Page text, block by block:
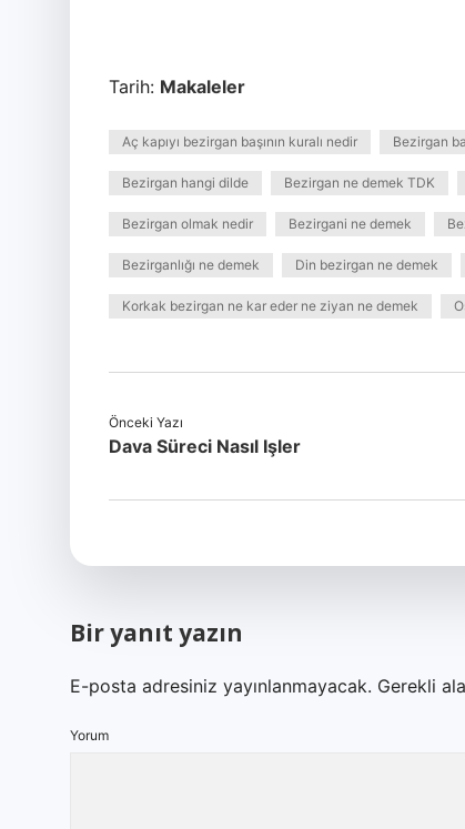
Tarih: Makaleler
Aç kapıyı bezirgan başının kuralı nedir Bezirgan
Bezirgan hangi dilde Bezirgan ne demek TDK
Bezirgan olmak nedir Bezirgani ne demek
Bezirganlığı ne demek Din bezirgan ne demek
Korkak bezirgan ne kar eder ne ziyan ne demek
Önceki Yazı
Dava Süreci Nasıl Işler
Bir yanıt yazın
E-posta adresiniz yayınlanmayacak. Gerekli
Yorum